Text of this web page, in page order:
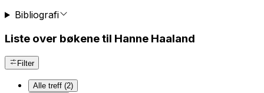
Bibliografi
Liste over bøkene til Hanne Haaland
Filter
Alle treff (2)